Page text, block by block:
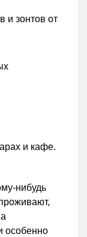
и зонтов от
и кафе.
нибудь
особенно